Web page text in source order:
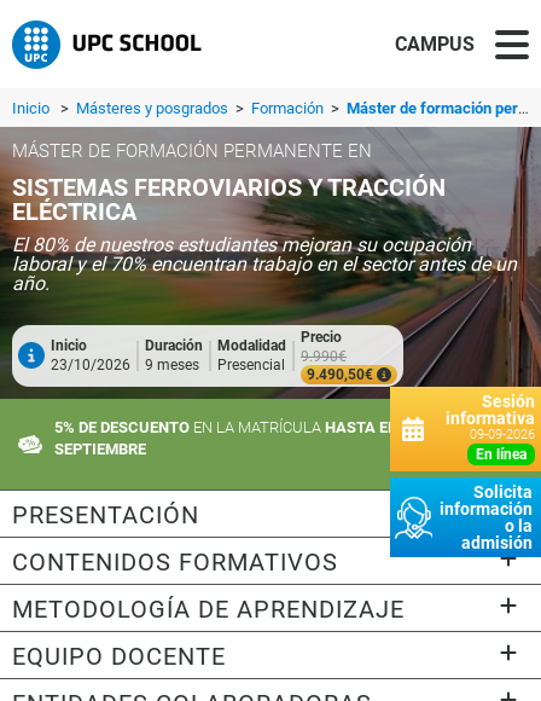
CAMPUS
Inicio > Másteres y posgrados > Formación > Máster de formación permanente en Sistemas Ferroviarios y Tracción Eléctrica
Sesión
informativa
09-09-2026
en línea
Solicita
información
o la
admisión
MÁSTER DE FORMACIÓN PERMANENTE EN
SISTEMAS FERROVIARIOS Y TRACCIÓN
ELÉCTRICA
El 80% de nuestros estudiantes mejoran su ocupación
laboral y el 70% encuentran trabajo en el sector antes de un
año.
Inicio
23/10/2026
Duración
9 meses
Modalidad
Presencial
Precio
9.990€
9.490,50€
5% DE DESCUENTO EN LA MATRÍCULA HASTA EL 10 DE
SEPTIEMBRE
PRESENTACIÓN
CONTENIDOS FORMATIVOS
METODOLOGÍA DE APRENDIZAJE
EQUIPO DOCENTE